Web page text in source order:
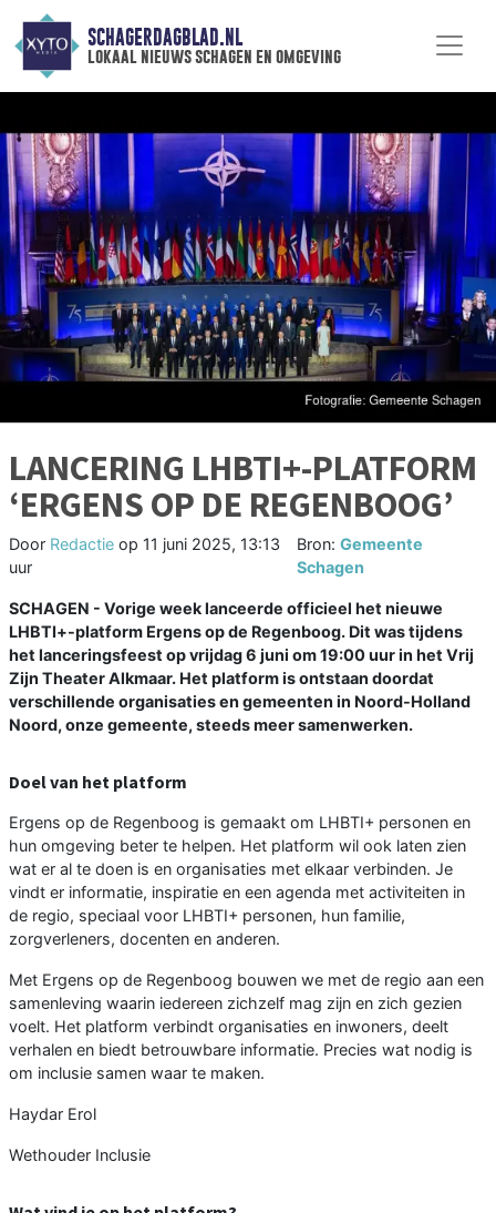
SCHAGERDAGBLAD.NL
lokaal nieuws schagen en omgeving
LANCERING LHBTI+-PLATFORM
‘ERGENS OP DE REGENBOOG’
Door Redactie op 11 juni 2025, 13:13
uur
Bron:Gemeente
Schagen
SCHAGEN - Vorige week lanceerde officieel het nieuwe
LHBTI+-platform Ergens op de Regenboog. Dit was tijdens
het lanceringsfeest op vrijdag 6 juni om 19:00 uur in het Vrij
Zijn Theater Alkmaar. Het platform is ontstaan doordat
verschillende organisaties en gemeenten in Noord-Holland
Noord, onze gemeente, steeds meer samenwerken.
Doel van het platform
Ergens op de Regenboog is gemaakt om LHBTI+ personen en
hun omgeving beter te helpen. Het platform wil ook laten zien
wat er al te doen is en organisaties met elkaar verbinden. Je
vindt er informatie, inspiratie en een agenda met activiteiten in
de regio, speciaal voor LHBTI+ personen, hun familie,
zorgverleners, docenten en anderen.
Met Ergens op de Regenboog bouwen we met de regio aan een
samenleving waarin iedereen zichzelf mag zijn en zich gezien
voelt. Het platform verbindt organisaties en inwoners, deelt
verhalen en biedt betrouwbare informatie. Precies wat nodig is
om inclusie samen waar te maken.
Haydar Erol
Wethouder Inclusie